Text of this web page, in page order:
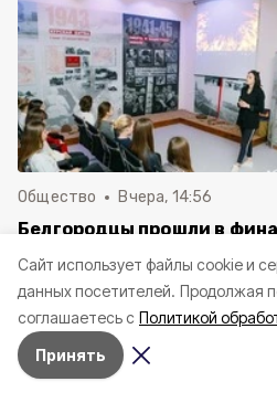
Cайт использует файлы cookie и
данных посетителей. Продолжая
соглашаетесь с Политикой
Принять
Общество Вчера, 14:56
Белгородцы прошли в
школьных музеев